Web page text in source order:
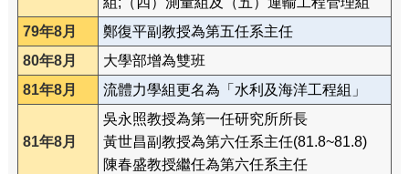
79年8月
鄭復平副教授為第五任系主任
80年8月
大學部增為雙班
81年8月
流體力學組更名為「水利及海洋工程組」
81年8月
吳永照教授為第一任研究所所長
黃世昌副教授為第六任系主任(81.8~81.8)
陳春盛教授繼任為第六任系主任